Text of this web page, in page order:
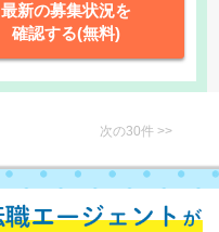
最新の募集状況を
確認する(無料)
次の30件 >>